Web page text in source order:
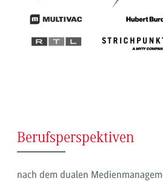
Berufsperspektiven
nach dem dualen